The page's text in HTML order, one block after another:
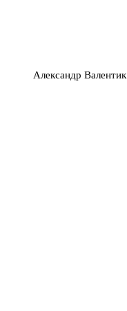
Александр Валентик